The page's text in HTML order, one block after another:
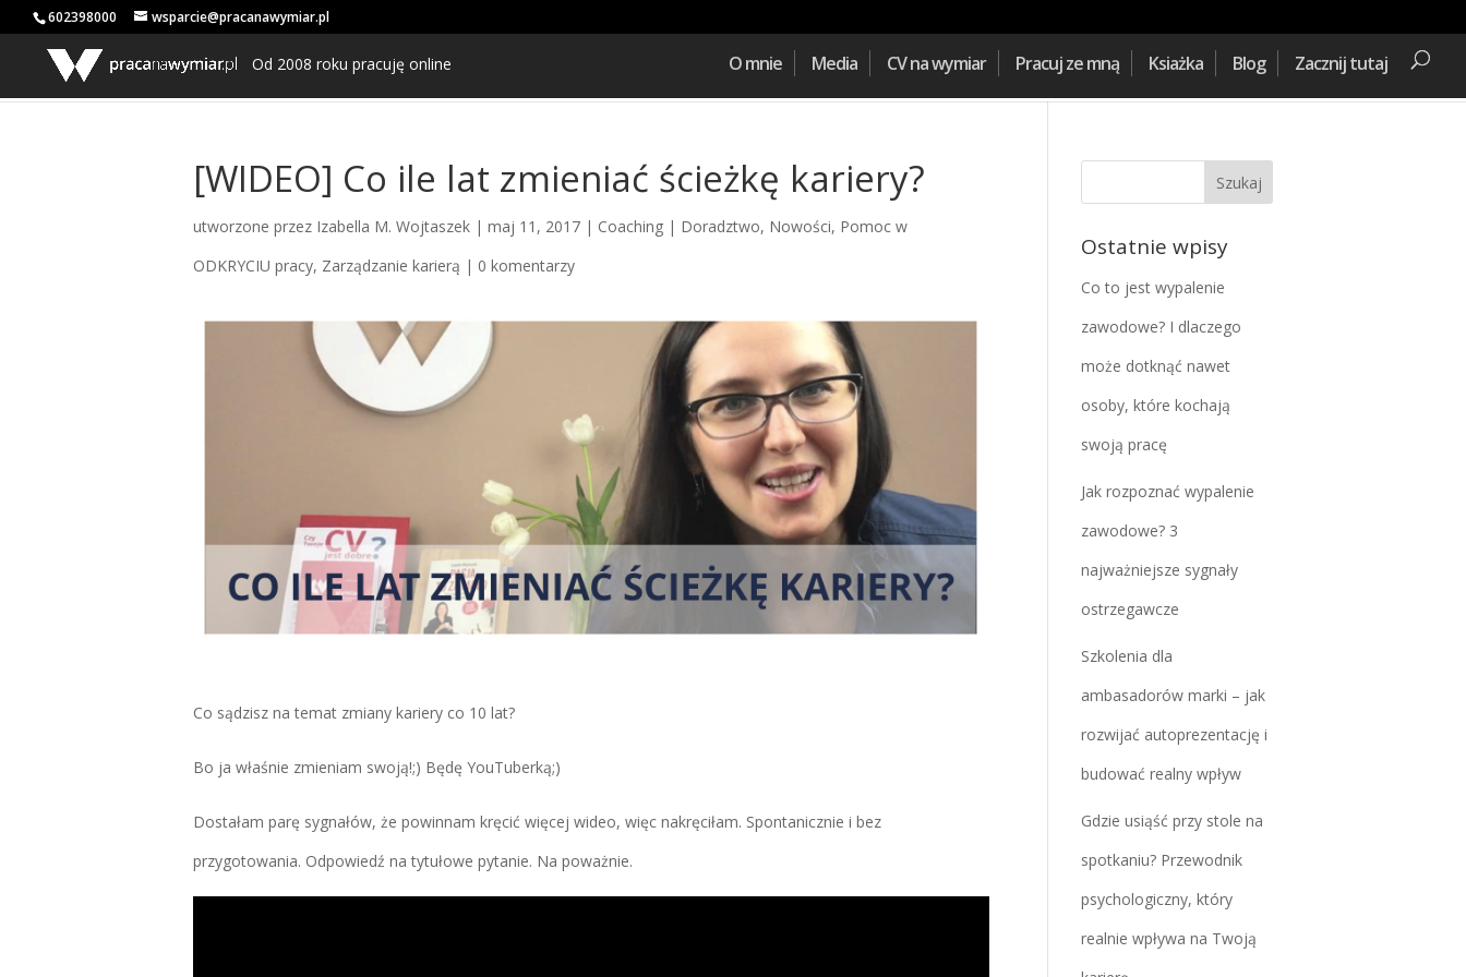
602398000 wsparcie@pracanawymiar.pl
Od 2008 roku pracuję online O mnie Media CV na wymiar Pracuj ze mną Ksiażka Blog Zacznij tutaj
[WIDEO] Co ile lat zmieniać ścieżkę kariery?
utworzone przez Izabella M. Wojtaszek| maj 11, 2017| Coaching | Doradztwo, Nowości, Pomoc w
ODKRYCIU pracy, Zarządzanie karierą | 0 komentarzy
Co sądzisz na temat zmiany kariery co 10 lat?
Bo ja właśnie zmieniam swoją!;) Będę YouTuberką;)
Dostałam parę sygnałów, że powinnam kręcić więcej wideo, więc nakręciłam. Spontanicznie i bez
przygotowania. Odpowiedź na tytułowe pytanie. Na poważnie.
Ostatnie wpisy
Co to jest wypalenie
zawodowe? I dlaczego
może dotknąć nawet
osoby, które kochają
swoją pracę
Jak rozpoznać wypalenie
zawodowe? 3
najważniejsze sygnały
ostrzegawcze
Szkolenia dla
ambasadorów marki – jak
rozwijać autoprezentację i
budować realny wpływ
Gdzie usiąść przy stole na
spotkaniu? Przewodnik
psychologiczny, który
realnie wpływa na Twoją